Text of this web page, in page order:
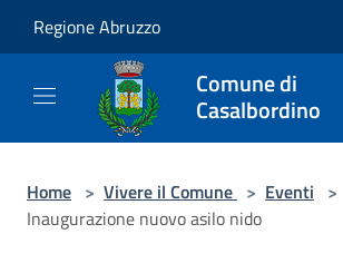
Regione Abruzzo
Comune di
Casalbordino
Home > Vivere il Comune > Eventi >
Inaugurazione nuovo asilo nido